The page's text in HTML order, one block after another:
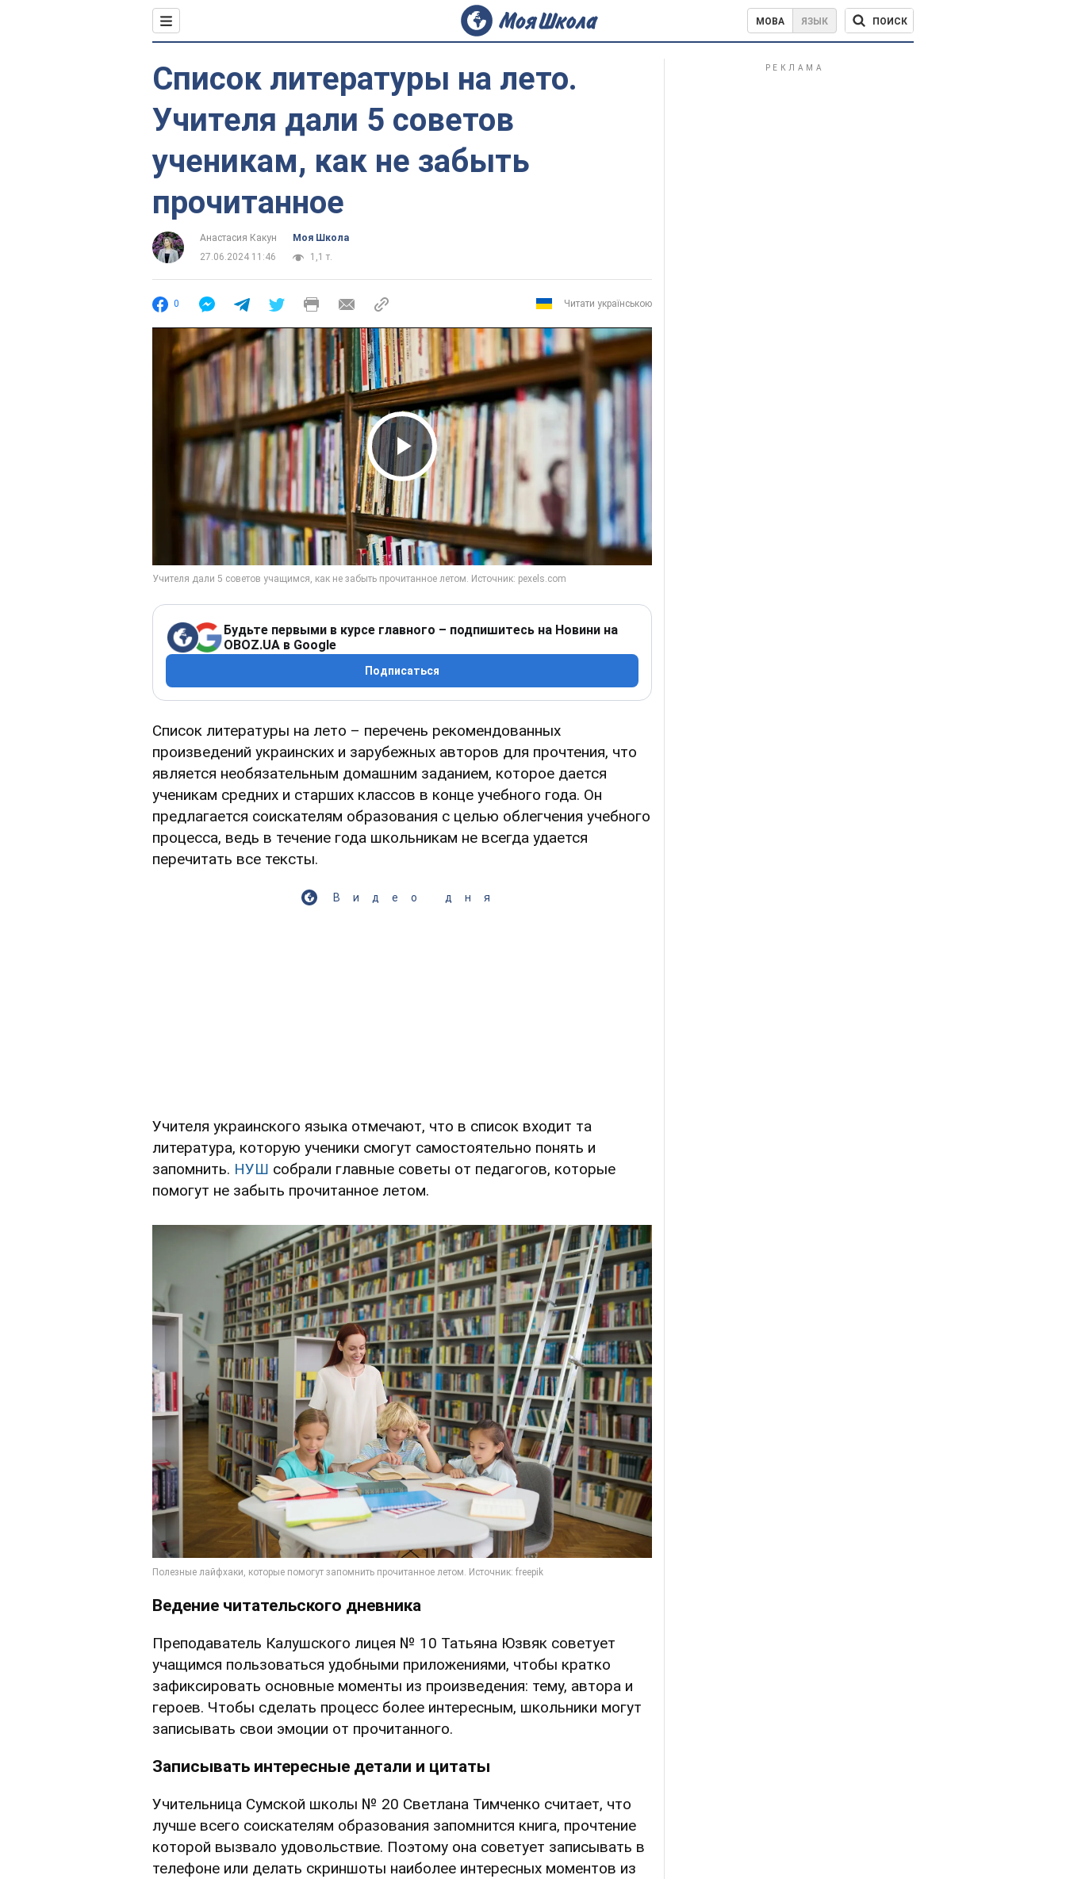
МОВА ЯЗЫК ПОИСК
Список литературы на лето.
Учителя дали 5 советов
ученикам, как не забыть
прочитанное
Анастасия Какун
Моя Школа
27.06.2024 11:46
1,1 т.
0 Читати українською
Play Video
Будьте первыми в курсе главного – подпишитесь на Новини на
OBOZ.UA в Google
Подписаться
Список литературы на лето – перечень рекомендованных
произведений украинских и зарубежных авторов для прочтения, что
является необязательным домашним заданием, которое дается
ученикам средних и старших классов в конце учебного года. Он
предлагается соискателям образования с целью облегчения учебного
процесса, ведь в течение года школьникам не всегда удается
перечитать все тексты.
Видео дня
Учителя украинского языка отмечают, что в список входит та
литература, которую ученики смогут самостоятельно понять и
запомнить. НУШ собрали главные советы от педагогов, которые
помогут не забыть прочитанное летом.
Ведение читательского дневника
Преподаватель Калушского лицея № 10 Татьяна Юзвяк советует
учащимся пользоваться удобными приложениями, чтобы кратко
зафиксировать основные моменты из произведения: тему, автора и
героев. Чтобы сделать процесс более интересным, школьники могут
записывать свои эмоции от прочитанного.
Записывать интересные детали и цитаты
Учительница Сумской школы № 20 Светлана Тимченко считает, что
лучше всего соискателям образования запомнится книга, прочтение
которой вызвало удовольствие. Поэтому она советует записывать в
телефоне или делать скриншоты наиболее интересных моментов из